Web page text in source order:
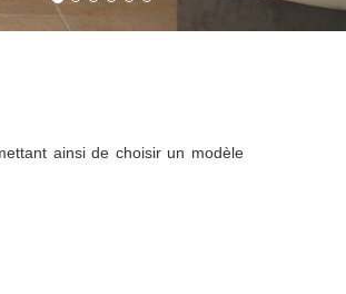
ainsi de choisir un modèle